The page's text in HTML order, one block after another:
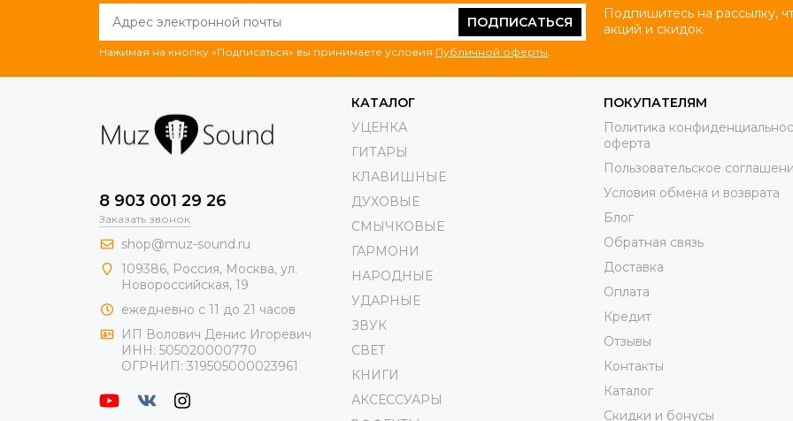
ПОДПИСАТЬСЯ
Нажимая на кнопку «Подписаться» вы принимаете условия Публичной оферты
Подпишитесь на рассылку,
акций и скидок.
8 903 001 29 26
Заказать звонок
shop@muz-sound.ru
109386, Россия, Москва, ул.
Новороссийская, 19
ежедневно с 11 до 21 часов
ИП Волович Денис Игоревич
ИНН: 505020000770
ОГРНИП: 319505000023961
КАТАЛОГ
УЦЕНКА
ГИТАРЫ
КЛАВИШНЫЕ
ДУХОВЫЕ
СМЫЧКОВЫЕ
ГАРМОНИ
НАРОДНЫЕ
УДАРНЫЕ
ЗВУК
СВЕТ
КНИГИ
АКСЕССУАРЫ
ПОКУПАТЕЛЯМ
Политика
оферта
Пользовательское
Условия обмена и возврата
Блог
Обратная связь
Доставка
Оплата
Кредит
Отзывы
Контакты
Каталог
Скидки и бонусы